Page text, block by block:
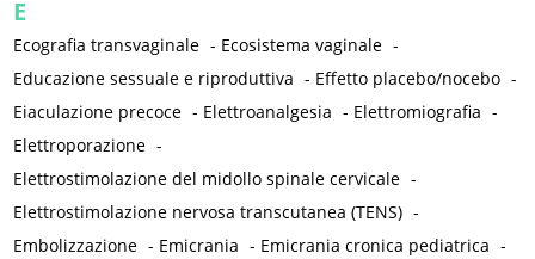
E
Ecografia transvaginale - Ecosistema vaginale -
Educazione sessuale e riproduttiva - Effetto placebo/nocebo -
Eiaculazione precoce - Elettroanalgesia - Elettromiografia -
Elettroporazione -
Elettrostimolazione del midollo spinale cervicale -
Elettrostimolazione nervosa transcutanea (TENS) -
Embolizzazione - Emicrania - Emicrania cronica pediatrica -